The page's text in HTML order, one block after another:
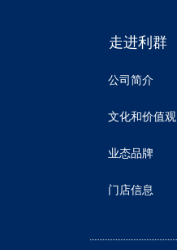
公司简介
文化和价值观
业态品牌
门店信息
走进利群